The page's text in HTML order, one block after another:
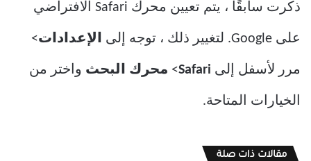
ذكرت سابقًا ، يتم تعيين محرك Safari الافتراضي
على Google. لتغيير ذلك ، توجه إلى الإعدادات>
مرر لأسفل إلى Safari
> محرك البحث واختر من
الخيارات المتاحة.
مقالات ذات صلة